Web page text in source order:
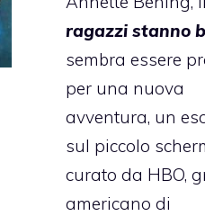
ragazzi stanno
sembra essere
per una nuova
avventura, un
sul piccolo
curato da HBO,
americano di